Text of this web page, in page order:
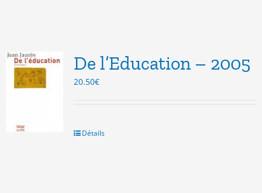
De l’Education – 2005
20.50€
Détails